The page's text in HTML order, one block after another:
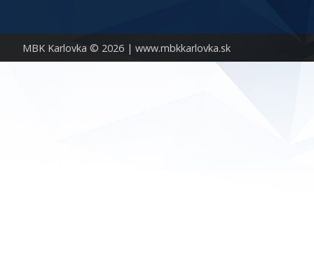
MBK Karlovka © 2026 | www.mbkkarlovka.sk